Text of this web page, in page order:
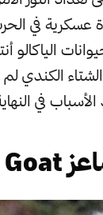
عسكرية في
الكندي لم
في